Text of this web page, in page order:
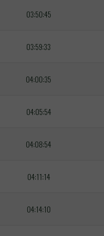
03:50:45
03:59:33
04:00:35
04:05:54
04:08:54
04:11:14
04:14:10